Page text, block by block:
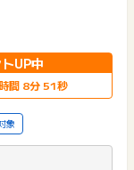
UP中
間 8分 51秒
象